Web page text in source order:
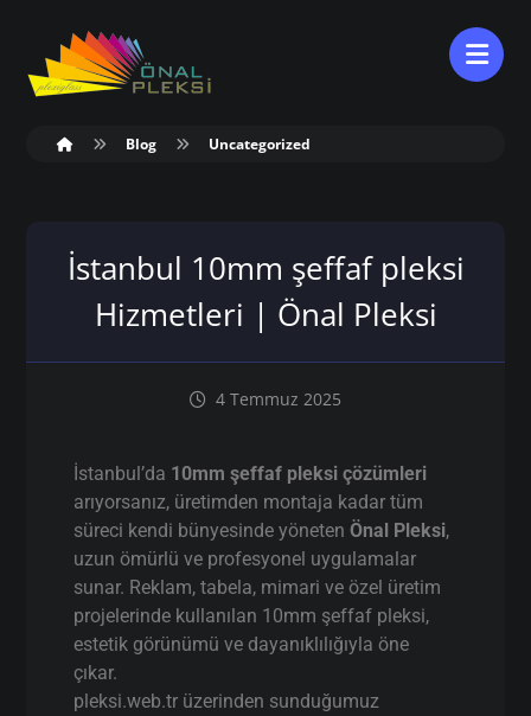
Blog Uncategorized
İstanbul 10mm şeffaf pleksi
Hizmetleri | Önal Pleksi
4 Temmuz 2025
İstanbul’da 10mm şeffaf pleksi çözümleri
arıyorsanız, üretimden montaja kadar tüm
süreci kendi bünyesinde yönetenÖnal Pleksi,
uzun ömürlü ve profesyonel uygulamalar
sunar. Reklam, tabela, mimari ve özel üretim
projelerinde kullanılan 10mm şeffaf pleksi,
estetik görünümü ve dayanıklılığıyla öne
çıkar.
pleksi.web.tr üzerinden sunduğumuz